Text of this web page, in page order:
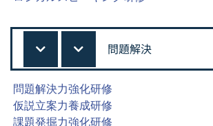
問題解決
問題解決力強化研修
仮説立案力養成研修
課題発掘力強化研修